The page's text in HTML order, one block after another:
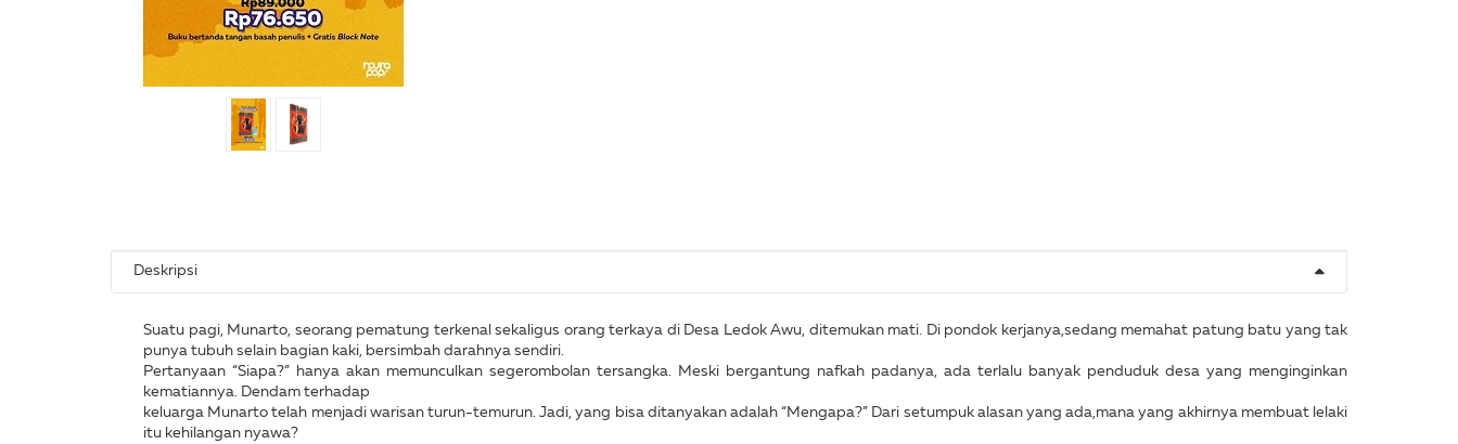
Deskripsi
Suatu pagi, Munarto, seorang pematung terkenal sekaligus orang terkaya di Desa Ledok Awu, ditemukan mati. Di pondok kerjanya,sedang memahat patung batu yang tak
punya tubuh selain bagian kaki, bersimbah darahnya sendiri.
Pertanyaan “Siapa?” hanya akan memunculkan segerombolan tersangka. Meski bergantung nafkah padanya, ada terlalu banyak penduduk desa yang menginginkan
kematiannya. Dendam terhadap
keluarga Munarto telah menjadi warisan turun-temurun. Jadi, yang bisa ditanyakan adalah “Mengapa?” Dari setumpuk alasan yang ada,mana yang akhirnya membuat lelaki
itu kehilangan nyawa?